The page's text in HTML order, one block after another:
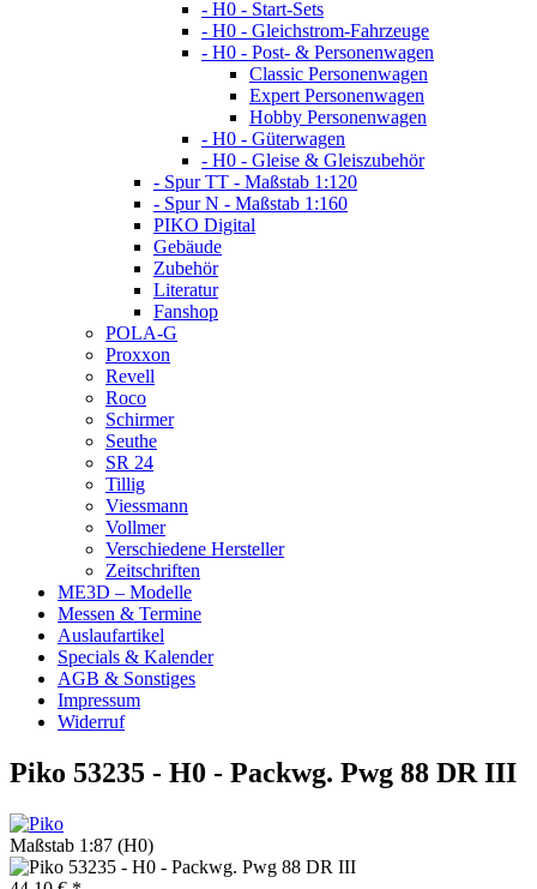
- H0 - Start-Sets
- H0 - Gleichstrom-Fahrzeuge
- H0 - Post- & Personenwagen
Classic Personenwagen
Expert Personenwagen
Hobby Personenwagen
- H0 - Güterwagen
- H0 - Gleise & Gleiszubehör
- Spur TT - Maßstab 1:120
- Spur N - Maßstab 1:160
PIKO Digital
Gebäude
Zubehör
Literatur
Fanshop
POLA-G
Proxxon
Revell
Roco
Schirmer
Seuthe
SR 24
Tillig
Viessmann
Vollmer
Verschiedene Hersteller
Zeitschriften
ME3D – Modelle
Messen & Termine
Auslaufartikel
Specials & Kalender
AGB & Sonstiges
Impressum
Widerruf
Piko 53235 - H0 - Packwg. Pwg 88 DR III
Maßstab 1:87 (H0)